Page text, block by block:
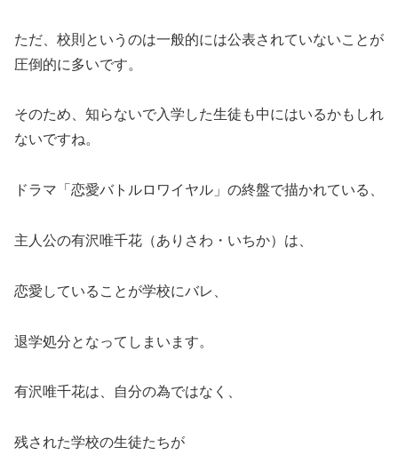
ただ、校則というのは一般的には公表されていないことが
圧倒的に多いです。
そのため、知らないで入学した生徒も中にはいるかもしれ
ないですね。
ドラマ「恋愛バトルロワイヤル」の終盤で描かれている、
主人公の有沢唯千花（ありさわ・いちか）は、
恋愛していることが学校にバレ、
退学処分となってしまいます。
有沢唯千花は、自分の為ではなく、
残された学校の生徒たちが